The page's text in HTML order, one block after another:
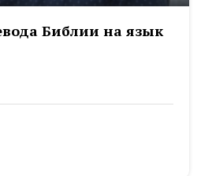
Библии на язык